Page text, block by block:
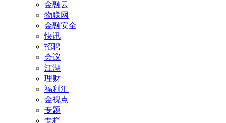
金融云
物联网
金融安全
快讯
招聘
会议
江湖
理财
福利汇
金视点
专题
专栏